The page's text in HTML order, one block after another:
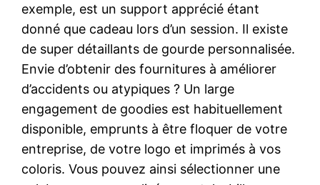
exemple, est un support apprécié étant
donné que cadeau lors d’un session. Il existe
de super détaillants de gourde personnalisée.
Envie d’obtenir des fournitures à améliorer
d’accidents ou atypiques ? Un large
engagement de goodies est habituellement
disponible, emprunts à être floquer de votre
entreprise, de votre logo et imprimés à vos
coloris. Vous pouvez ainsi sélectionner une